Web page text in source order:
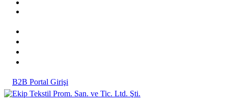
B2B Portal Girişi